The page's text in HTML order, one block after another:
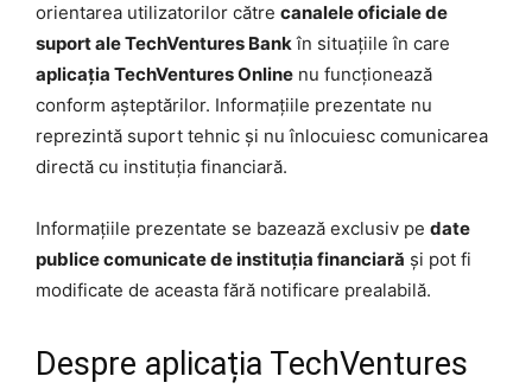
orientarea utilizatorilor către canalele oficiale de
suport ale TechVentures Bankîn situațiile în care
aplicația TechVentures Online nu funcționează
conform așteptărilor. Informațiile prezentate nu
reprezintă suport tehnic și nu înlocuiesc comunicarea
directă cu instituția financiară.
Informațiile prezentate se bazează exclusiv pe date
publice comunicate de instituția financiară și pot fi
modificate de aceasta fără notificare prealabilă.
Despre aplicația TechVentures